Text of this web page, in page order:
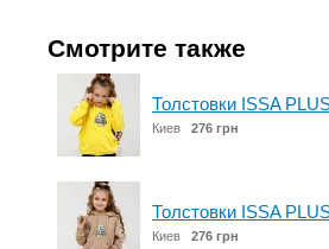
Смотрите также
Толстовки ISSA
Киев 276 грн
Толстовки ISSA
Киев 276 грн